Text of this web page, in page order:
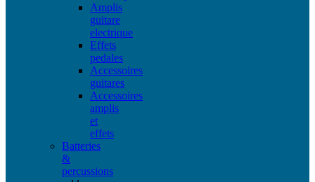
Amplis
guitare
electrique
Effets
pedales
Accessoires
guitares
Accessoires
amplis
et
effets
Batteries
&
percussions